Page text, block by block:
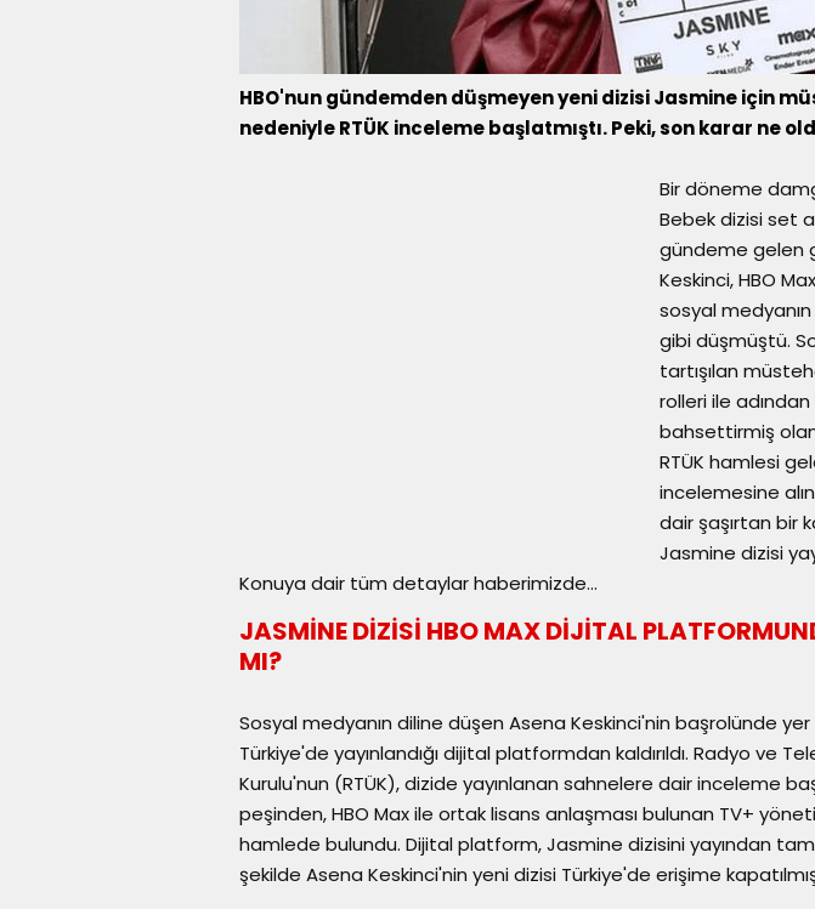
HBO'nun gündemden düşmeyen yeni dizisi Jasmine için
nedeniyle RTÜK inceleme başlatmıştı. Peki, son karar ne
Bir döneme
Bebek dizisi set
gündeme gelen
Keskinci, HBO
sosyal
gibi düşmüştü.
tartışılan
rolleri ile
bahsettirmiş
RTÜK hamlesi
incelemesine
dair şaşırtan bir
Jasmine dizisi
Konuya dair tüm detaylar haberimizde...
JASMİNE DİZİSİ HBO MAX DİJİTAL
MI?
Sosyal medyanın diline düşen Asena Keskinci'nin başrolünde yer
Türkiye'de yayınlandığı dijital platformdan kaldırıldı. Radyo ve
Kurulu'nun (RTÜK), dizide yayınlanan sahnelere dair inceleme
peşinden, HBO Max ile ortak lisans anlaşması bulunan TV+
hamlede bulundu. Dijital platform, Jasmine dizisini yayından
şekilde Asena Keskinci'nin yeni dizisi Türkiye'de erişime